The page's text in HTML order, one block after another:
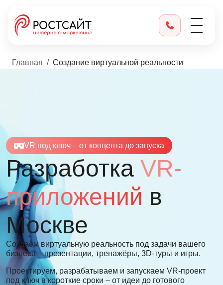
Главная Создание виртуальной реальности
VR под ключ – от концепта до запуска
Разработка VR-
приложений в
Москве
Создаём виртуальную реальность под задачи вашего
бизнеса – презентации, тренажёры, 3D-туры и игры.
Проектируем, разрабатываем и запускаем VR-проект
под ключ в короткие сроки – от идеи до готового